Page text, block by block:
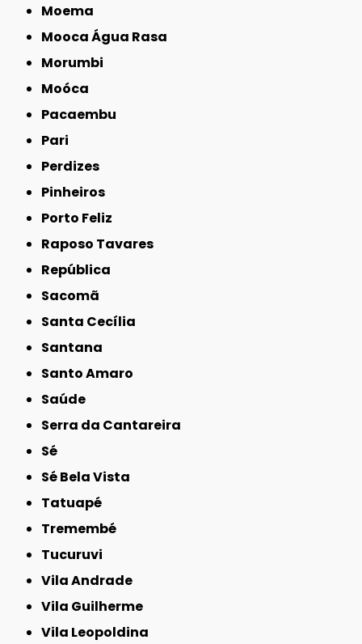
Moema
Mooca Água Rasa
Morumbi
Moóca
Pacaembu
Pari
Perdizes
Pinheiros
Porto Feliz
Raposo Tavares
República
Sacomã
Santa Cecília
Santana
Santo Amaro
Saúde
Serra da Cantareira
Sé
Sé Bela Vista
Tatuapé
Tremembé
Tucuruvi
Vila Andrade
Vila Guilherme
Vila Leopoldina